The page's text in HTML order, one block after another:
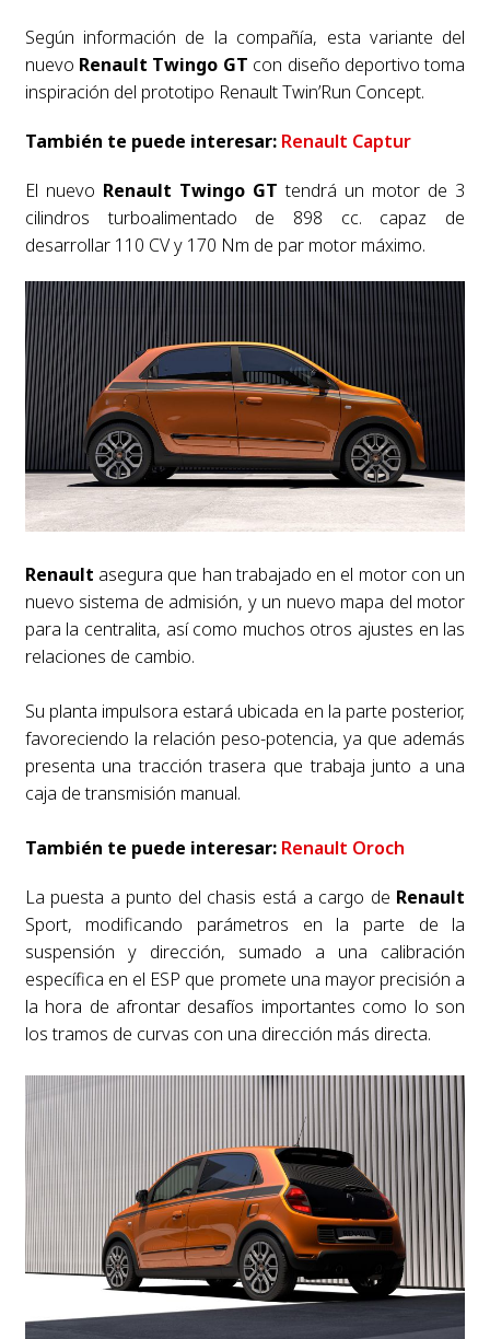
Según información de la compañía, esta variante del
nuevo Renault Twingo GT con diseño deportivo toma
inspiración del prototipo Renault Twin’Run Concept.
También te puede interesar: Renault Captur
El nuevo Renault Twingo GT tendrá un motor de 3
cilindros turboalimentado de 898 cc. capaz de
desarrollar 110 CV y 170 Nm de par motor máximo.
Renault asegura que han trabajado en el motor con un
nuevo sistema de admisión, y un nuevo mapa del motor
para la centralita, así como muchos otros ajustes en las
relaciones de cambio.
Su planta impulsora estará ubicada en la parte posterior,
favoreciendo la relación peso-potencia, ya que además
presenta una tracción trasera que trabaja junto a una
caja de transmisión manual.
También te puede interesar: Renault Oroch
La puesta a punto del chasis está a cargo de Renault
Sport, modificando parámetros en la parte de la
suspensión y dirección, sumado a una calibración
específica en el ESP que promete una mayor precisión a
la hora de afrontar desafíos importantes como lo son
los tramos de curvas con una dirección más directa.